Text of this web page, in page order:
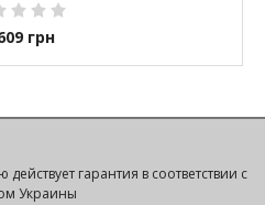
грн
гарантия в соответствии с
Украины